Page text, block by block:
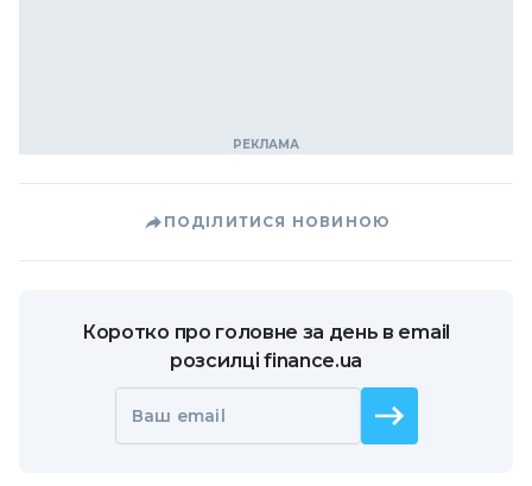
ПОДІЛИТИСЯ НОВИНОЮ
Коротко про головне за день в email
розсилці finance.ua
Ваш email